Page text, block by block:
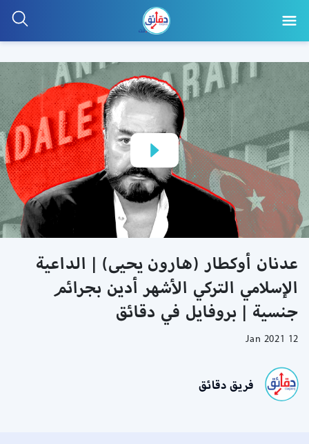
عدنان أوكطار (هارون يحيى) | الداعية
الإسلامي التركي الأشهر أدين بجرائم
جنسية | بروفايل في دقائق
12 Jan 2021
فريق دقائق